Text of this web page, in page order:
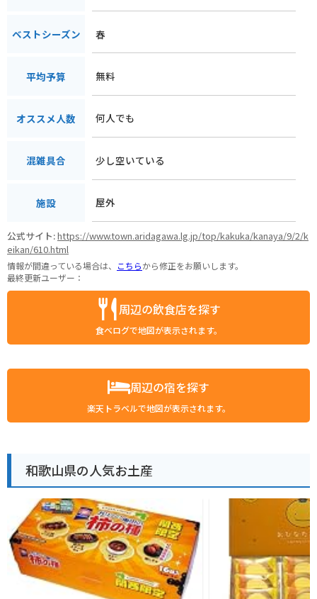
ベストシーズン 春
平均予算 無料
オススメ人数 何人でも
混雑具合 少し空いている
施設 屋外
公式サイト:https://www.town.aridagawa.lg.jp/top/kakuka/kanaya/9/2/k
eikan/610.html
情報が間違っている場合は、 こちらから修正をお願いします。
最終更新ユーザー：
周辺の飲食店を探す
食べログで地図が表示されます。
周辺の宿を探す
楽天トラベルで地図が表示されます。
和歌山県の人気お土産